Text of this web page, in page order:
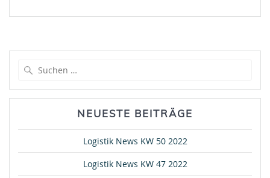
NEUESTE BEITRÄGE
Logistik News KW 50 2022
Logistik News KW 47 2022